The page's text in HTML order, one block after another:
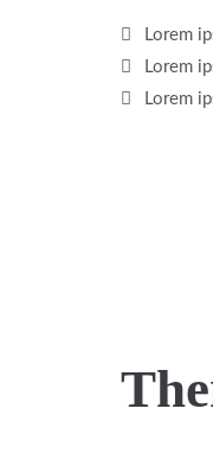
Lorem
Lorem
Lorem